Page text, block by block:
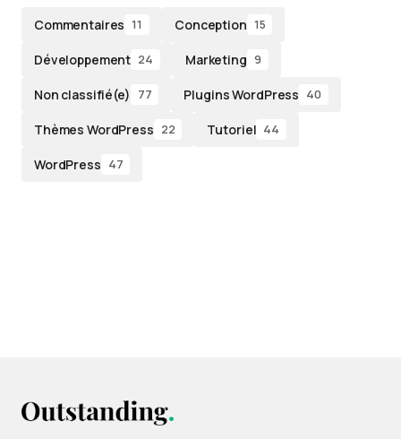
Commentaires 11 Conception 15
Développement 24 Marketing 9
Non classifié(e) 77 Plugins WordPress 40
Thèmes WordPress 22 Tutoriel 44
WordPress 47